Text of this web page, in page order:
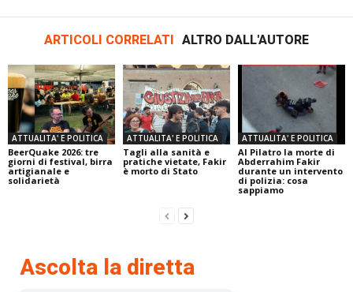
ARTICOLI CORRELATI ALTRO DALL'AUTORE
ATTUALITA' E POLITICA
BeerQuake 2026: tre
giorni di festival, birra
artigianale e
solidarietà
ATTUALITA' E POLITICA
Tagli alla sanità e
pratiche vietate, Fakir
è morto di Stato
ATTUALITA' E POLITICA
Al Pilatro la morte di
Abderrahim Fakir
durante un intervento
di polizia: cosa
sappiamo
Ascolta la diretta